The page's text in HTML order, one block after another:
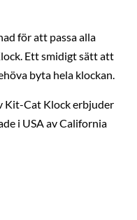
för att passa alla
Ett smidigt sätt att
byta hela klockan.
Kit-Cat Klock erbjuder
i USA av California